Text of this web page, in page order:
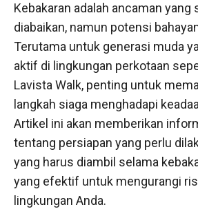
Kebakaran adalah ancaman yang
diabaikan, namun potensi
Terutama untuk generasi muda
aktif di lingkungan perkotaan
Lavista Walk, penting untuk
langkah siaga menghadapi
Artikel ini akan memberikan
tentang persiapan yang perlu
yang harus diambil selama
yang efektif untuk mengurangi
lingkungan Anda.